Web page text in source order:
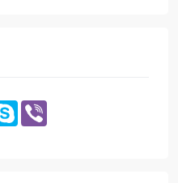
Skype